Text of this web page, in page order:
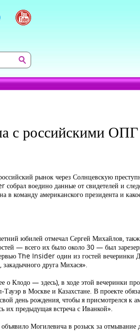
с российскими ОПГ
рынок через Солнцевскую
воедино данные от свидетелей и
в команду американского президента и
юбилей отмечал Сергей Михайлов,
— всего их было около 30 — был
The Insider один из гостей
друга Михася».
Клодо — здесь), в ходе этой вечеринки
в Москве и Казахстане. В проекте
день рождения, чтобы я присмотрелся к
их предыдущая встреча с Иванкой».
Могилевича в розыск за